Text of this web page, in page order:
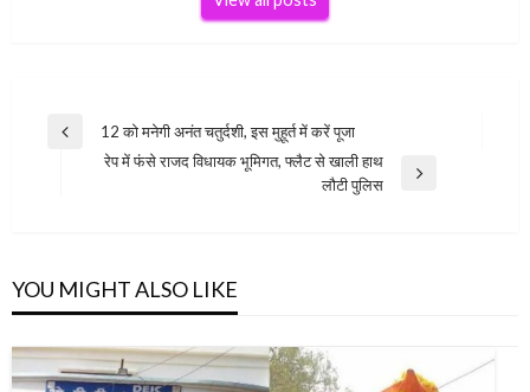
Post
navigation
Previous
12 को मनेगी अनंत चतुर्दशी, इस मुहूर्त में करें पूजा
रेप में फंसे राजद विधायक भूमिगत, फ्लैट से खाली हाथ
लौटी पुलिस
YOU MIGHT ALSO LIKE